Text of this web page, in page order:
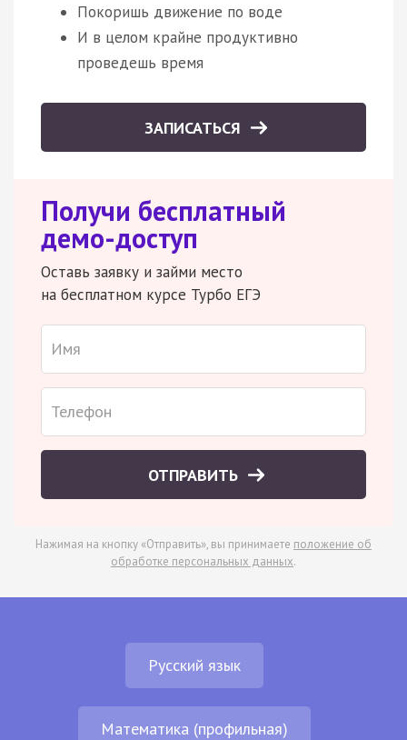
Покоришь движение по воде
И в целом крайне продуктивно
проведешь время
ЗАПИСАТЬСЯ
Получи бесплатный
демо-доступ
Оставь заявку и займи место
на бесплатном курсе Турбо ЕГЭ
ОТПРАВИТЬ
Нажимая на кнопку «Отправить», вы принимаете положение об
обработке персональных данных.
Русский язык
Математика (профильная)